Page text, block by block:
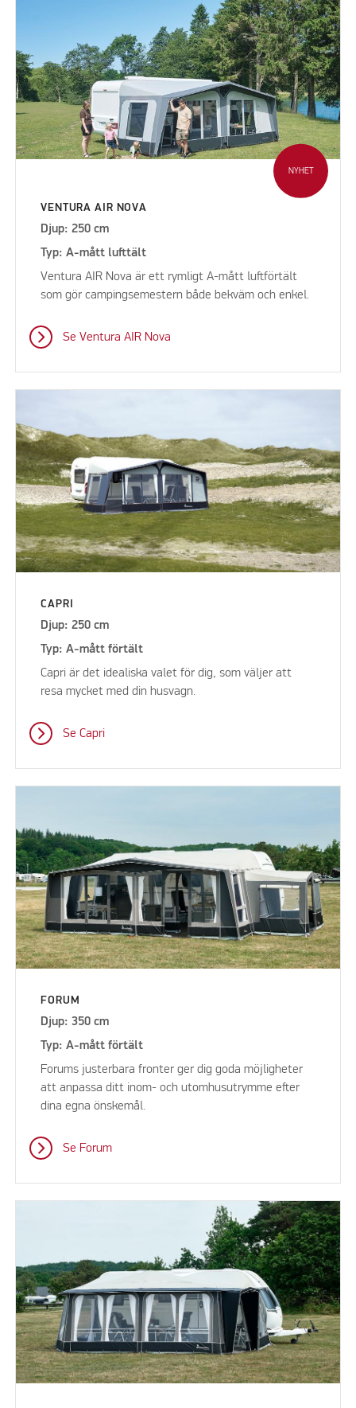
NYHET
VENTURA AIR NOVA
Djup: 250 cm
Typ: A-mått lufttält
Ventura AIR Nova är ett rymligt A-mått luftförtält
som gör campingsemestern både bekväm och enkel.
Se Ventura AIR Nova
CAPRI
Djup: 250 cm
Typ: A-mått förtält
Capri är det idealiska valet för dig, som väljer att
resa mycket med din husvagn.
Se Capri
FORUM
Djup: 350 cm
Typ: A-mått förtält
Forums justerbara fronter ger dig goda möjligheter
att anpassa ditt inom- och utomhusutrymme efter
dina egna önskemål.
Se Forum